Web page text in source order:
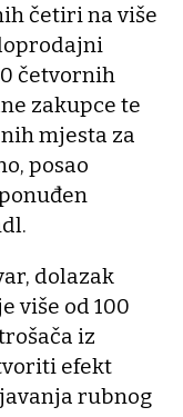
četiri na više
četvornih
zakupce te
mjesta za
posao
dolazak
više od 100
iz
efekt
rubnog